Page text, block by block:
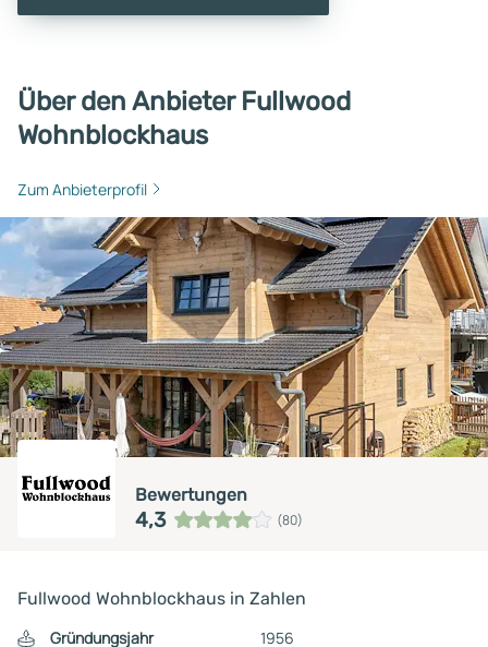
Über den Anbieter Fullwood
Wohnblockhaus
Zum Anbieterprofil
Bewertungen
4,3 (80)
Fullwood Wohnblockhaus in Zahlen
Gründungsjahr
1956